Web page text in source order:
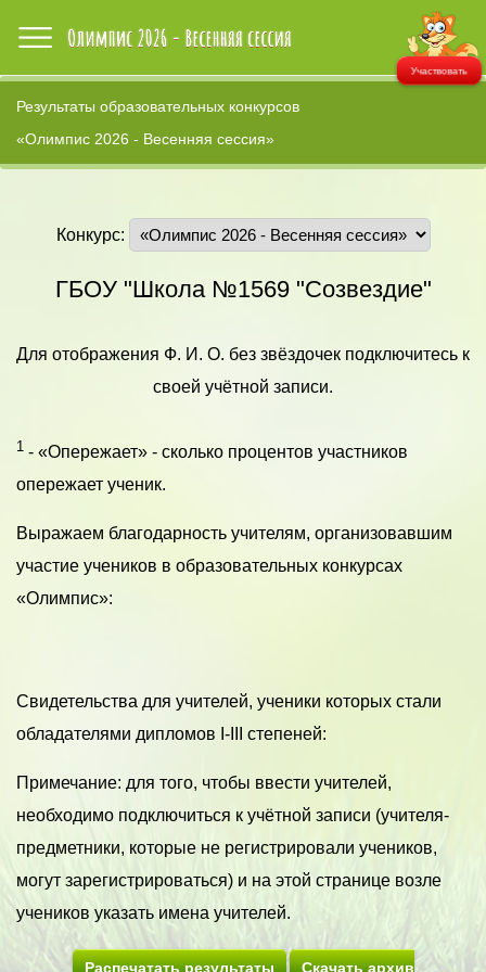
Участвовать
Результаты образовательных конкурсов
«Олимпис 2026 - Весенняя сессия»
Конкурс:
ГБОУ "Школа №1569 "Созвездие"
Для отображения Ф. И. О. без звёздочек подключитесь к
своей учётной записи.
1 - «Опережает» - сколько процентов участников
опережает ученик.
Выражаем благодарность учителям, организовавшим
участие учеников в образовательных конкурсах
«Олимпис»:
Свидетельства для учителей, ученики которых стали
обладателями дипломов I-III степеней:
Примечание: для того, чтобы ввести учителей,
необходимо подключиться к учётной записи (учителя-
предметники, которые не регистрировали учеников,
могут зарегистрироваться) и на этой странице возле
учеников указать имена учителей.
Распечатать результаты Скачать архив